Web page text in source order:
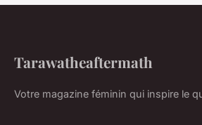
Tarawatheaftermath
Votre magazine féminin qui inspire le